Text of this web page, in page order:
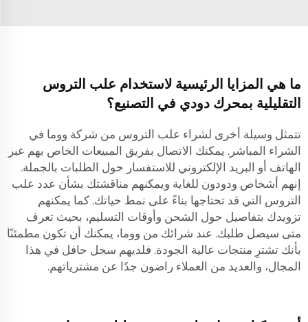
ما هي المزايا الرئيسية لاستخدام علب التروس
التقليلية بمحرك دودي في التصنيع؟
تتمثل وسيلة أخرى لشراء علب التروس من شركة ووما في
الشراء المباشر. يمكنك الاتصال بفريق المبيعات الخاص بهم عبر
الهاتف أو البريد الإلكتروني للاستفسار حول الطلبات بالجملة.
إنهم أشخاص ودودون للغاية ويمكنهم مناقشتك بشأن عدد علب
التروس التي قد تحتاجها بناءً على نمط حياتك. كما يمكنهم
تزويدك بتفاصيل حول الشحن وأوقات التسليم، بحيث تعرف
متى سيصل طلبك. عند شرائك من ووما، يمكنك أن تكون مطمئنًا
بأنك تشترِ منتجات عالية الجودة. فلديهم سجل حافل في هذا
المجال، والعديد من العملاء راضون جدًا عن مشترياتهم.